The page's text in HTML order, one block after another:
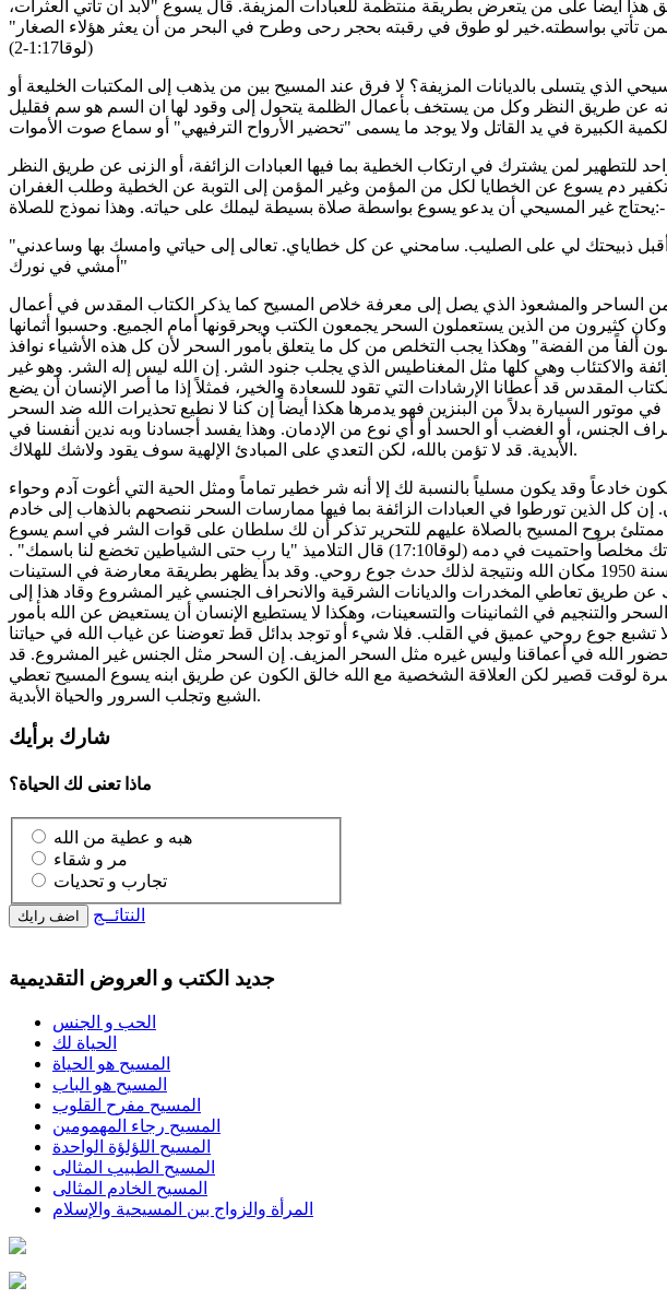
هذا أيضاً على من يتعرض بطريقة منتظمة للعبادات المزيفة. قال يسوع "لابد أن تأتي العثرات،
تأتي بواسطته.خير لو طوق في رقبته بحجر رحى وطرح في البحر من أن يعثر هؤلاء الصغار"
(لوقا1:17-2)
الذي يتسلى بالديانات المزيفة؟ لا فرق عند المسيح بين من يذهب إلى المكتبات الخليعة أو
عن طريق النظر وكل من يستخف بأعمال الظلمة يتحول إلى وقود لها ان السم هو سم فقليل
للتطهير لمن يشترك في ارتكاب الخطية بما فيها العبادات الزائفة، أو الزنى عن طريق النظر
دم يسوع عن الخطايا لكل من المؤمن وغير المؤمن إلى التوبة عن الخطية وطلب الغفران
يحتاج غير المسيحي أن يدعو يسوع بواسطة صلاة بسيطة ليملك على حياته. وهذا نموذج للصلاة:-
"يا يسوع أقبلك وأقبل ذبيحتك لي على الصليب. سامحني عن كل خطاياي. تعالى إلى حياتي وامسك بها وساعدني
أمشي في نورك"
الساحر والمشعوذ الذي يصل إلى معرفة خلاص المسيح كما يذكر الكتاب المقدس في أعمال
(91:19) "وكان كثيرون من الذين يستعملون السحر يجمعون الكتب ويحرقونها أمام الجميع. وحسبوا أثمانها
ألفاً من الفضة" وهكذا يجب التخلص من كل ما يتعلق بأمور السحر لأن كل هذه الأشياء نوافذ
والاكتئاب وهي كلها مثل المغناطيس الذي يجلب جنود الشر. إن الله ليس إله الشر. وهو غير
المقدس قد أعطانا الإرشادات التي تقود للسعادة والخير، فمثلاً إذا ما أصر الإنسان أن يضع
موتور السيارة بدلاً من البنزين فهو يدمرها هكذا أيضاً إن كنا لا نطيع تحذيرات الله ضد السحر
الجنس، أو الغضب أو الحسد أو أي نوع من الإدمان. وهذا يفسد أجسادنا وبه ندين أنفسنا في
الأبدية. قد لا تؤمن بالله، لكن التعدي على المبادئ الإلهية سوف يقود ولاشك للهلاك.
خادعاً وقد يكون مسلياً بالنسبة لك إلا أنه شر خطير تماماً ومثل الحية التي أغوت آدم وحواء
كل الذين تورطوا في العبادات الزائفة بما فيها ممارسات السحر ننصحهم بالذهاب إلى خادم
بروح المسيح بالصلاة عليهم للتحرير تذكر أن لك سلطان على قوات الشر في اسم يسوع
يوم قبلته في حياتك مخلصاً واحتميت في دمه (لوقا17:10) قال التلاميذ "يا رب حتى الشياطين تخضع لنا باسمك" .
أخذ العلم في سنة 1950 مكان الله ونتيجة لذلك حدث جوع روحي. وقد بدأ يظهر بطريقة معارضة في الستينات
عن طريق تعاطي المخدرات والديانات الشرقية والانحراف الجنسي غير المشروع وقاد هذا إلى
السحر والتنجيم في الثمانينات والتسعينات، وهكذا لا يستطيع الإنسان أن يستعيض عن الله بأمور
تشبع جوع روحي عميق في القلب. فلا شيء أو توجد بدائل قط تعوضنا عن غياب الله في حياتنا
الله في أعماقنا وليس غيره مثل السحر المزيف. إن السحر مثل الجنس غير المشروع. قد
لوقت قصير لكن العلاقة الشخصية مع الله خالق الكون عن طريق ابنه يسوع المسيح تعطي
الشبع وتجلب السرور والحياة الأبدية.
شارك برأيك
ماذا تعنى لك الحياة؟
النتائــج
جديد الكتب و العروض التقديمية
الحب و الجنس
الحياة لك
المسيح هو الحياة
المسيح هو الباب
المسيح مفرح القلوب
المسيح رجاء المهمومين
المسيح اللؤلؤة الواحدة
المسيح الطبيب المثالى
المسيح الخادم المثالى
المرأة والزواج بين المسيحية والإسلام